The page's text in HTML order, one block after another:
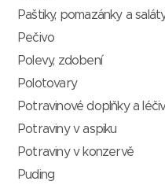
Paštiky, pomazánky a
Pečivo
Polevy, zdobení
Polotovary
Potravinové doplňky a
Potraviny v aspiku
Potraviny v konzervě
Puding